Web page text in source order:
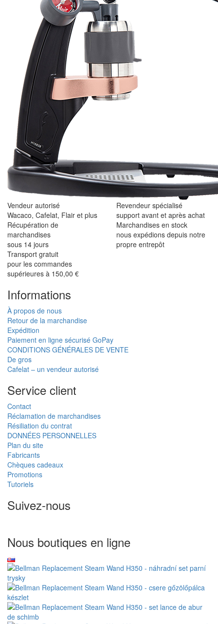
Vendeur autorisé
Wacaco, Cafelat, Flair et plus
Revendeur spécialisé
support avant et après achat
Récupération de
marchandises
sous 14 jours
Marchandises en stock
nous expédions depuis notre
propre entrepôt
Transport gratuit
pour les commandes
supérieures à 150,00 €
Informations
À propos de nous
Retour de la marchandise
Expédition
Paiement en ligne sécurisé GoPay
CONDITIONS GÉNÉRALES DE VENTE
De gros
Cafelat – un vendeur autorisé
Service client
Contact
Réclamation de marchandises
Résiliation du contrat
DONNÉES PERSONNELLES
Plan du site
Fabricants
Chèques cadeaux
Promotions
Tutoriels
Suivez-nous
Nous boutiques en ligne